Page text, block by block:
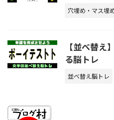
穴埋め・マス埋
【並べ替え
る脳トレ
並べ替え脳トレ